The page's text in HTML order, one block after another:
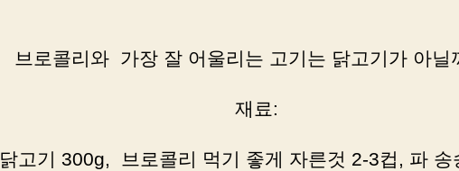
브로콜리와 가장 잘 어울리는 고기는 닭고기가 아닐
재료:
닭고기 300g, 브로콜리 먹기 좋게 자른것 2-3컵, 파 송